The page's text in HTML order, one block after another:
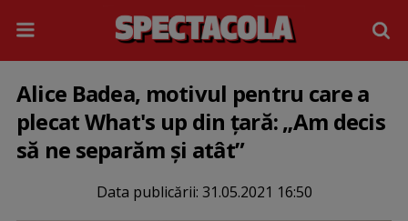
Alice Badea, motivul pentru care a
plecat What's up din țară: „Am decis
să ne separăm și atât”
Data publicării: 31.05.2021 16:50